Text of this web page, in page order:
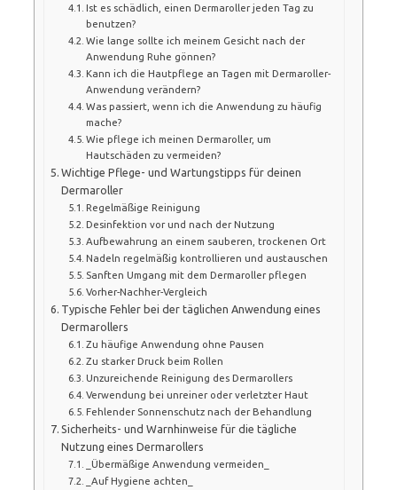
Ist es schädlich, einen Dermaroller jeden Tag zu
benutzen?
Wie lange sollte ich meinem Gesicht nach der
Anwendung Ruhe gönnen?
Kann ich die Hautpflege an Tagen mit Dermaroller-
Anwendung verändern?
Was passiert, wenn ich die Anwendung zu häufig
mache?
Wie pflege ich meinen Dermaroller, um
Hautschäden zu vermeiden?
Wichtige Pflege- und Wartungstipps für deinen
Dermaroller
Regelmäßige Reinigung
Desinfektion vor und nach der Nutzung
Aufbewahrung an einem sauberen, trockenen Ort
Nadeln regelmäßig kontrollieren und austauschen
Sanften Umgang mit dem Dermaroller pflegen
Vorher-Nachher-Vergleich
Typische Fehler bei der täglichen Anwendung eines
Dermarollers
Zu häufige Anwendung ohne Pausen
Zu starker Druck beim Rollen
Unzureichende Reinigung des Dermarollers
Verwendung bei unreiner oder verletzter Haut
Fehlender Sonnenschutz nach der Behandlung
Sicherheits- und Warnhinweise für die tägliche
Nutzung eines Dermarollers
_Übermäßige Anwendung vermeiden_
_Auf Hygiene achten_